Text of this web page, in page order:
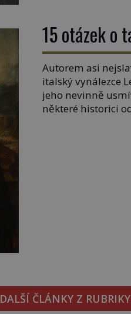
15 otázek o
Autorem asi
italský vynálezce
jeho nevinně
některé historici
DALŠÍ ČLÁNKY Z RUBRIKY